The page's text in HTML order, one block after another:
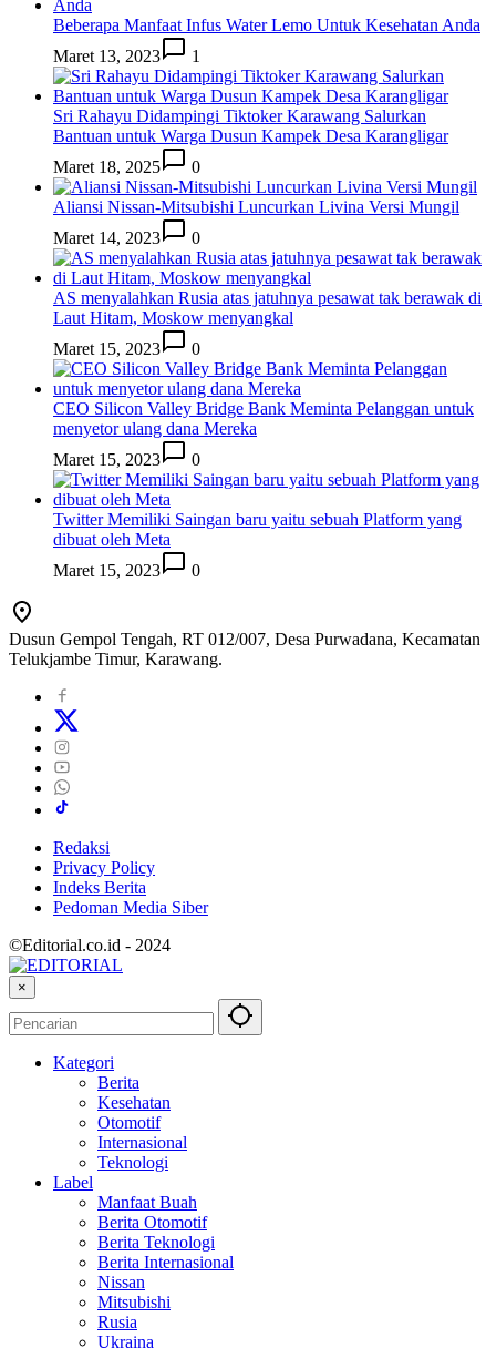
Beberapa Manfaat Infus Water Lemo Untuk Kesehatan Anda
Maret 13, 2023
1
Sri Rahayu Didampingi Tiktoker Karawang Salurkan
Bantuan untuk Warga Dusun Kampek Desa Karangligar
Maret 18, 2025
0
Aliansi Nissan-Mitsubishi Luncurkan Livina Versi Mungil
Maret 14, 2023
0
AS menyalahkan Rusia atas jatuhnya pesawat tak berawak di
Laut Hitam, Moskow menyangkal
Maret 15, 2023
0
CEO Silicon Valley Bridge Bank Meminta Pelanggan untuk
menyetor ulang dana Mereka
Maret 15, 2023
0
Twitter Memiliki Saingan baru yaitu sebuah Platform yang
dibuat oleh Meta
Maret 15, 2023
0
Dusun Gempol Tengah, RT 012/007, Desa Purwadana, Kecamatan
Telukjambe Timur, Karawang.
Redaksi
Privacy Policy
Indeks Berita
Pedoman Media Siber
©Editorial.co.id - 2024
×
Kategori
Berita
Kesehatan
Otomotif
Internasional
Teknologi
Label
Manfaat Buah
Berita Otomotif
Berita Teknologi
Berita Internasional
Nissan
Mitsubishi
Rusia
Ukraina